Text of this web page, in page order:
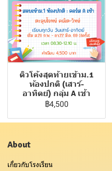
ติวโค้งสุดท้ายเข้าม.1
ห้องปกติ (เสาร์-
อาทิตย์) กลุ่ม A เช้า
฿4,500
About
เกี่ยวกับโรงเรียน